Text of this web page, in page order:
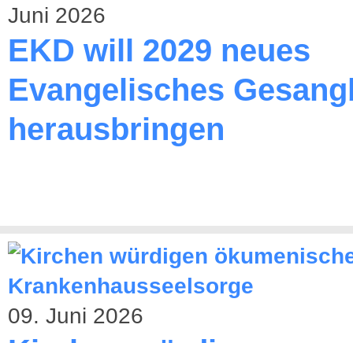
Juni 2026
EKD will 2029 neues
Evangelisches
herausbringen
09. Juni 2026